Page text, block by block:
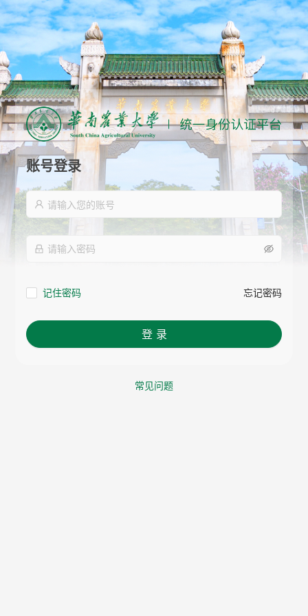
账号登录
记住密码 忘记密码
登 录
常见问题